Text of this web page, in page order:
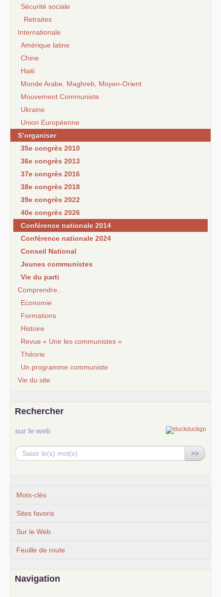
Sécurité sociale
Retraites
Internationale
Amérique latine
Chine
Haiti
Monde Arabe, Maghreb, Moyen-Orient
Mouvement Communiste
Ukraine
Union Européenne
S’organiser
35e congrès 2010
36e congrès 2013
37e congrès 2016
38e congrès 2018
39e congrès 2022
40e congrès 2026
Conférence nationale 2014
Conférence nationale 2024
Conseil National
Jeunes communistes
Vie du parti
Comprendre...
Economie
Formations
Histoire
Revue « Unir les communistes »
Théorie
Un programme communiste
Vie du site
Rechercher
sur le web
>>
Mots-clés
Sites favoris
Sur le Web
Feuille de route
Navigation